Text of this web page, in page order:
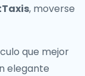
, moverse
que mejor
elegante